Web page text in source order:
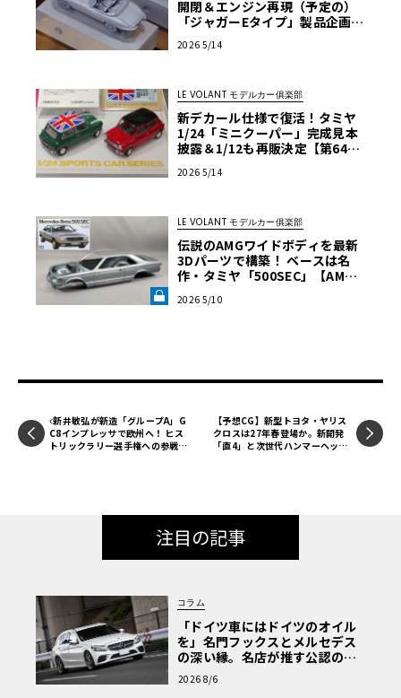
開閉＆エンジン再現（予定の）
「ジャガーEタイプ」製品企画発
2026速報】
2026 5/14
LE VOLANT モデルカー俱楽部
新デカール仕様で復活！タミヤ
1/24「ミニクーパー」完成見本
披露＆1/12も再販決定【第64回
2026 5/14
LE VOLANT モデルカー俱楽部
伝説のAMGワイドボディを最新
3Dパーツで構築！ ベースは名
作・タミヤ「500SEC」【AMG 5
Dプリント部品で制作】第1回
2026 5/10
新井敏弘が新造「グループA」G
C8インプレッサで欧州へ！ ヒス
トリックラリー選手権への参戦を
【予想CG】新型トヨタ・ヤリス
クロスは27年春登場か。新開発
「直4」と次世代ハンマーヘッド
注目の記事
コラム
「ドイツ車にはドイツのオイル
を」名門フックスとメルセデス
の深い縁。名店が推す公認の安
心と、Cクラスで味わうシルキー
な走り〈PR〉
2026 8/6